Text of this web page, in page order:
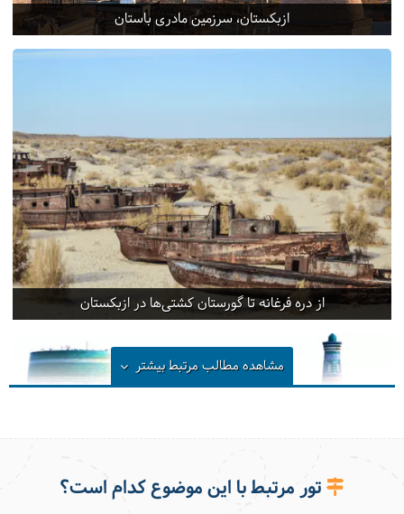
ازبکستان، سرزمین مادری باستان
از دره فرغانه تا گورستان کشتی‌ها در ازبکستان
مشاهده مطالب مرتبطبیشتر
تور مرتبط با این موضوع کدام است؟